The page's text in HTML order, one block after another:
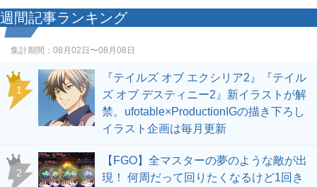
週間記事ランキング
集計期間： 08月02日〜08月08日
1
『テイルズ オブ エクシリア2』『テイル
ズ オブ デスティニー2』新イラストが解
禁。ufotable×ProductionIGの描き下ろし
イラスト企画は毎月更新
2
【FGO】全マスターの夢のような敵が出
現！ 何周だって回りたくなるけど1回き